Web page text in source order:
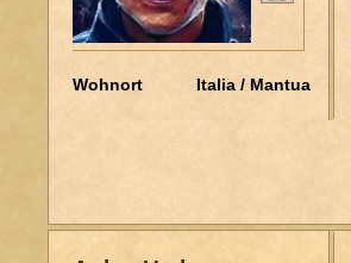
Ordo ~
Wohnort Italia / Mantua